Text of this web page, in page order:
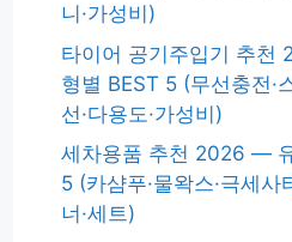
니·가성비)
타이어 공기주입기 추
형별 BEST 5 (무선충전·
선·다용도·가성비)
세차용품 추천 2026 —
5 (카샴푸·물왁스·극세사
너·세트)